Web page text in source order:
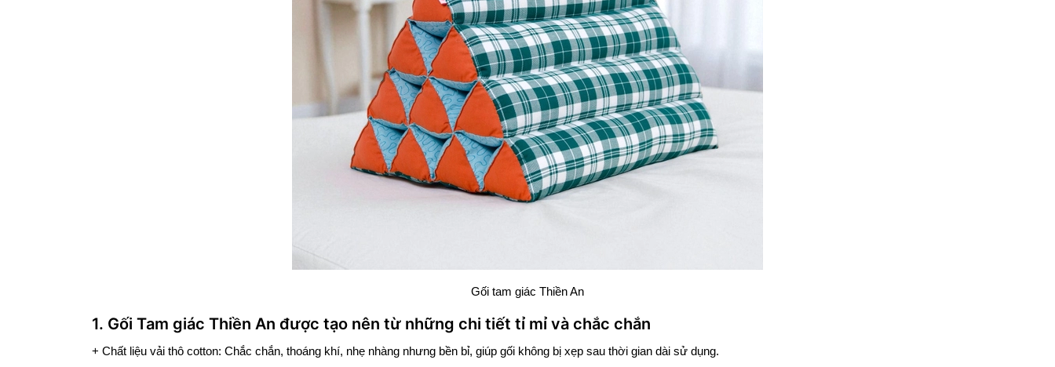
Gối tam giác Thiền An
1. Gối Tam giác Thiền An được tạo nên từ những chi tiết tỉ mỉ và chắc chắn
+ Chất liệu vải thô cotton: Chắc chắn, thoáng khí, nhẹ nhàng nhưng bền bỉ, giúp gối không bị xẹp sau thời gian dài sử dụng.